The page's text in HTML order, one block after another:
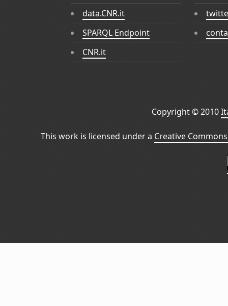
data.CNR.it
SPARQL Endpoint
CNR.it
Copyright © 2010
This work is licensed under a Creative